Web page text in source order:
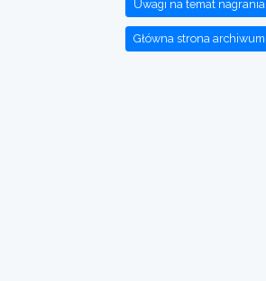
Uwagi na temat nagrania
Główna strona archiwum